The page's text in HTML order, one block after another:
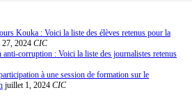
Kouka : Voici la liste des élèves retenus pour la
27, 2024 CIC
corruption : Voici la liste des journalistes retenus
à une session de formation sur le
juillet 1, 2024 CIC